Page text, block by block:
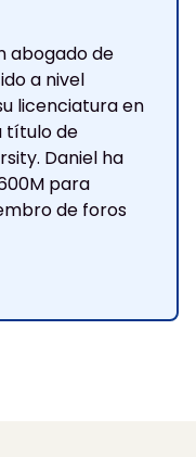
abogado de
a nivel
licenciatura en
título de
Daniel ha
para
de foros